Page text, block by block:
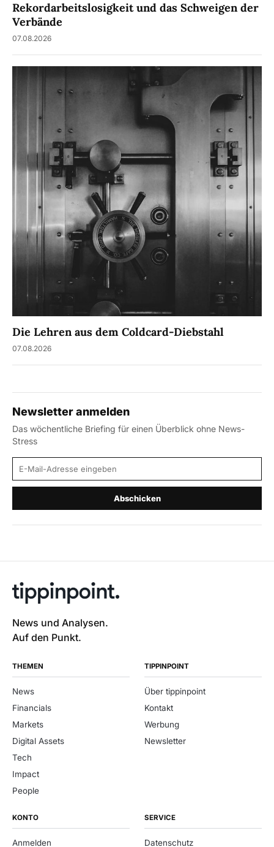
Rekordarbeitslosigkeit und das Schweigen der
Verbände
07.08.2026
Die Lehren aus dem Coldcard-Diebstahl
07.08.2026
Newsletter anmelden
Das wöchentliche Briefing für einen Überblick ohne News-
Stress
E-Mail-Adresse
Abschicken
News und Analysen.
Auf den Punkt.
THEMEN
News
Financials
Markets
Digital Assets
Tech
Impact
People
TIPPINPOINT
Über tippinpoint
Kontakt
Werbung
Newsletter
KONTO
Anmelden
SERVICE
Datenschutz